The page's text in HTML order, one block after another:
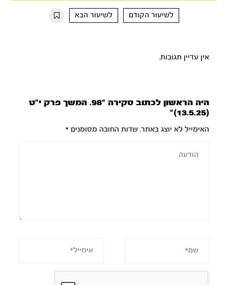
10s
10s
לשיעור הקודם
לשיעור הבא
אין עדיין תגובות.
היה הראשון לכתוב סקירה “98. המשך פרק י”ט
(13.5.25)”
האימייל לא יוצג באתר. שדות החובה מסומנים*